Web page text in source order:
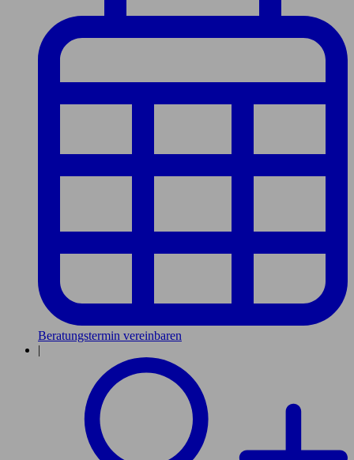
Beratungstermin vereinbaren
|